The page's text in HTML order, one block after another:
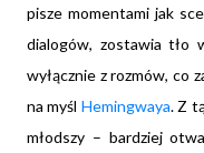
pisze momentami jak
dialogów, zostawia tło
wyłącznie z rozmów, co
na myśl Hemingwaya. Z
młodszy – bardziej